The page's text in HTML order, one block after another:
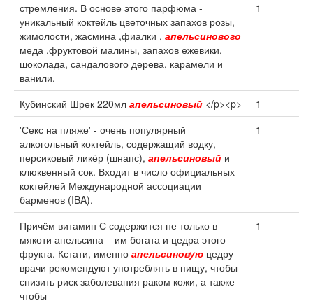
стремления. В основе этого парфюма -
уникальный коктейль цветочных запахов розы,
жимолости, жасмина ,фиалки , апельсинового
меда ,фруктовой малины, запахов ежевики,
шоколада, сандалового дерева, карамели и
ванили.
1
Кубинский Шрек 220мл апельсиновый </p><p>
1
'Секс на пляже' - очень популярный
алкогольный коктейль, содержащий водку,
персиковый ликёр (шнапс), апельсиновый и
клюквенный сок. Входит в число официальных
коктейлей Международной ассоциации
барменов (IBA).
1
Причём витамин С содержится не только в
мякоти апельсина – им богата и цедра этого
фрукта. Кстати, именно апельсиновую цедру
врачи рекомендуют употреблять в пищу, чтобы
снизить риск заболевания раком кожи, а также
чтобы
1